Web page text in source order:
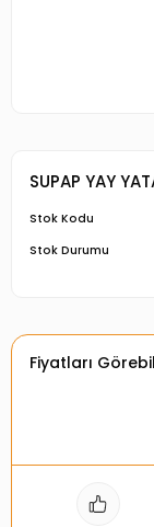
SUPAP YAY
Stok Kodu
Stok Durumu
Fiyatları